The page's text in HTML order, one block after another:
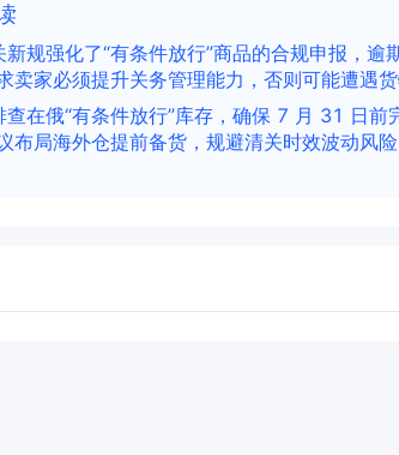
新规强化了“有条件放行”商品的合规申报，
卖家必须提升关务管理能力，否则可能遭遇
查在俄“有条件放行”库存，确保 7 月 31 日
布局海外仓提前备货，规避清关时效波动风